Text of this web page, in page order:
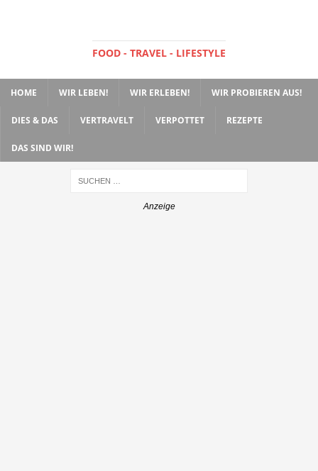
FOOD - TRAVEL - LIFESTYLE
HOME WIR LEBEN! WIR ERLEBEN! WIR PROBIEREN AUS!
DIES & DAS VERTRAVELT VERPOTTET REZEPTE
DAS SIND WIR!